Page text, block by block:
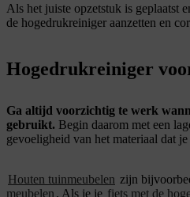
Als het juiste opzetstuk is geplaatst
de hogedrukreiniger aanzetten en
Hogedrukreiniger
Ga altijd voorzichtig te werk
gebruikt. Begin daarom met een
gevoeligheid van het materiaal dat
Houten tuinmeubelen zijn
meubelen . Als je je fiets met de